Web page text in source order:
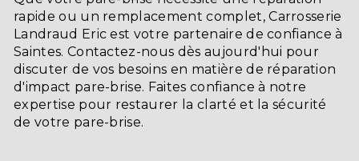
rapide ou un remplacement complet, Carrosserie
Landraud Eric est votre partenaire de confiance à
Saintes. Contactez-nous dès aujourd'hui pour
discuter de vos besoins en matière de réparation
d'impact pare-brise. Faites confiance à notre
expertise pour restaurer la clarté et la sécurité
de votre pare-brise.